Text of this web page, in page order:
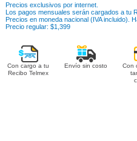
Precios exclusivos por internet.
Los pagos mensuales serán cargados a tu
Precios en moneda nacional (IVA incluido).
Precio regular: $1,399
Con cargo a tu
Recibo Telmex
Envío sin costo
Con